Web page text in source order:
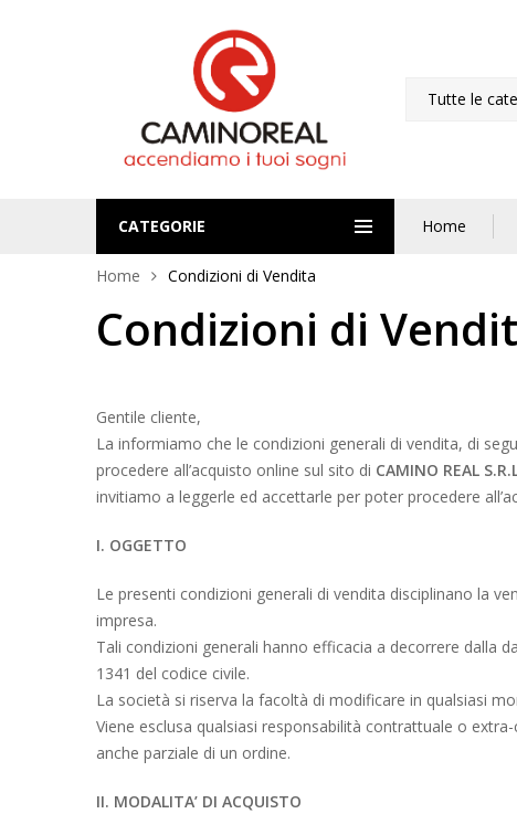
Tutte le
CATEGORIE Home
Home Condizioni di Vendita
Condizioni di
Gentile cliente,
La informiamo che le condizioni generali di vendita, di
procedere all’acquisto online sul sito di CAMINO REAL
invitiamo a leggerle ed accettarle per poter procedere
I. OGGETTO
Le presenti condizioni generali di vendita disciplinano la
impresa.
Tali condizioni generali hanno efficacia a decorrere dalla
1341 del codice civile.
La società si riserva la facoltà di modificare in qualsiasi
Viene esclusa qualsiasi responsabilità contrattuale o
anche parziale di un ordine.
II. MODALITA’ DI ACQUISTO